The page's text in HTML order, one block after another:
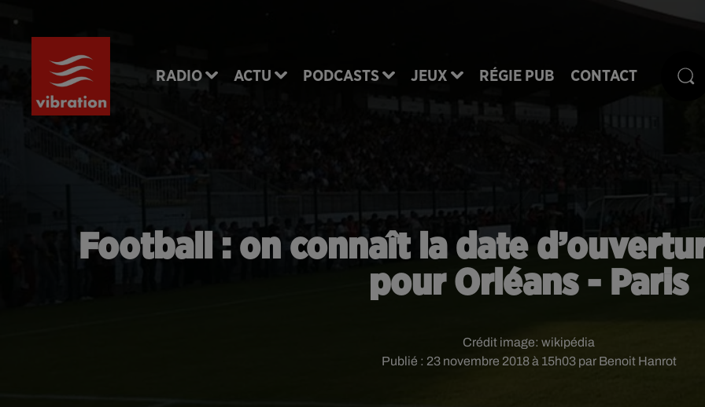
RADIO ACTU PODCASTS JEUX RÉGIE PUB CONTACT
Football : on connaît la date
pour Orléans - Paris
Publié : 23 novembre 2018 à 15h03 par Benoit Hanrot
Crédit image: wikipédia